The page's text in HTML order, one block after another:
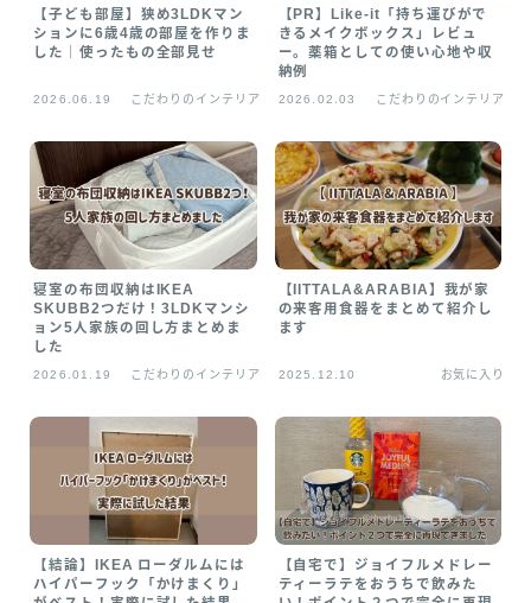
お気に入り
【子ども部屋】狭め3LDKマン
ションに6歳4歳の部屋を作りま
した｜使ったもの全部見せ
2026.06.19 こだわりのインテリア
【PR】Like-it「持ち運びがで
きるメイクボックス」レビュ
ー。薬箱としての使い心地や収
納例
2026.02.03 こだわりのインテリア
寝室の布団収納はIKEA
SKUBB2つだけ！3LDKマンシ
ョン5人家族の回し方まとめま
した
2026.01.19 こだわりのインテリア
【IITTALA&ARABIA】我が家
の来客用食器をまとめて紹介し
ます
2025.12.10 お気に入り
【結論】IKEA ローダルムには
ハイパーフック「かけまくり」
【自宅で】ジョイフルメドレー
ティーラテをおうちで飲みた